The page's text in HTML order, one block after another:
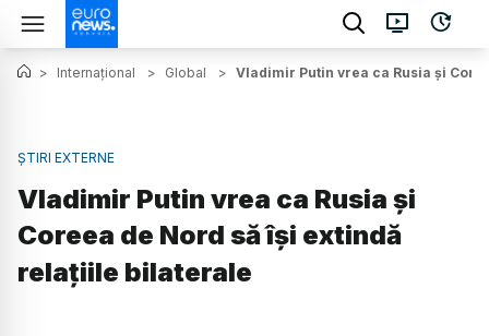
> Internațional > Global > Vladimir Putin vrea ca Rusia şi
ȘTIRI EXTERNE
Vladimir Putin vrea ca Rusia şi
Coreea de Nord să îşi extindă
relaţiile bilaterale